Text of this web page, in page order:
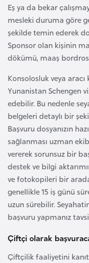
Eş ya da bekar
mesleki duruma göre
şekilde temin ederek
Sponsor olan kişinin
dökümü, maaş
Konsolosluk veya
Yunanistan Schengen
edebilir. Bu nedenle
belgeleri detaylı bir
Başvuru dosyanızın
sağlanması uzman
vererek sorunsuz bir
destek ve bilgi
ve fotokopileri bir
genellikle 15 iş günü
uzun sürebilir.
başvuru yapmanız
Çiftçi olarak
Çiftçilik faaliyetini
İ
s
p
a
n
a
İ
s
r
a
İ
s
e
ç